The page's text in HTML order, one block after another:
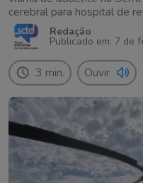
cerebral para hospital de
Redação
Publicado em: 7 de
3 min. Ouvir